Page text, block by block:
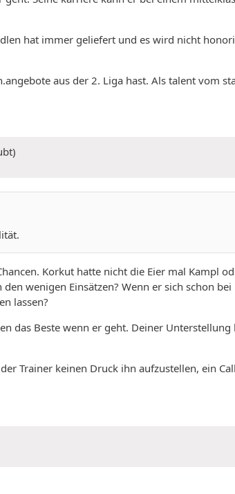
hat immer geliefert und es wird nicht
aus der 2. Liga hast. Als talent vom
Korkut hatte nicht die Eier mal Kampl
wenigen Einsätzen? Wenn er sich schon
lassen?
das Beste wenn er geht. Deiner
Trainer keinen Druck ihn aufzustellen, ein